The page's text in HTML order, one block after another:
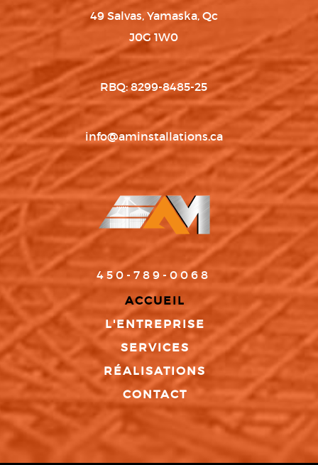
49 Salvas, Yamaska, Qc
J0G 1W0
RBQ: 8299-8485-25
info@aminstallations.ca
450-789-0068
ACCUEIL
L'ENTREPRISE
SERVICES
RÉALISATIONS
CONTACT